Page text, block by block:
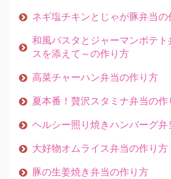
ネギ塩チキンとじゃが豚弁当の
和風パスタとジャーマンポテ
スを添えて～の作り方
高菜チャーハン弁当の作り方
夏本番！贅沢スタミナ弁当の作
ヘルシー照り焼きハンバーグ弁
大好物オムライス弁当の作り方
豚の生姜焼き弁当の作り方